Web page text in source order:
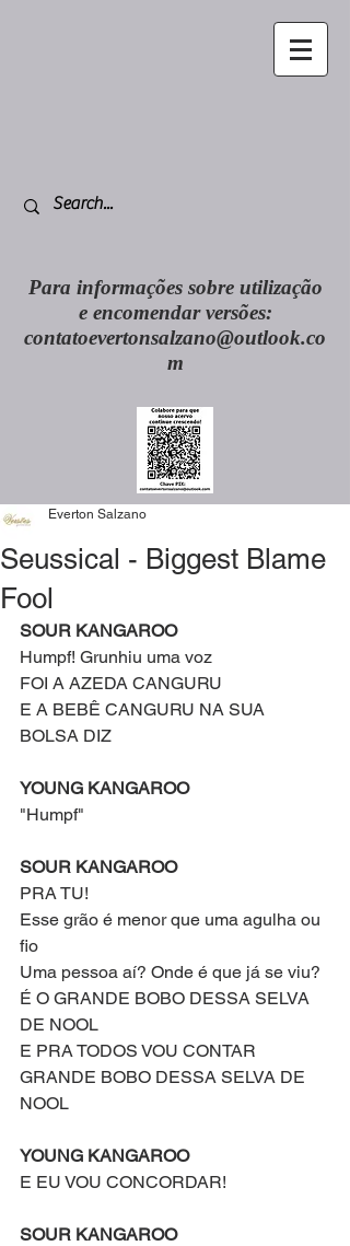
Para informações sobre utilização
e encomendar versões:
contatoevertonsalzano@outlook.co
m
Seussical - Biggest Blame
Fool
Everton Salzano
SOUR KANGAROO
Humpf! Grunhiu uma voz
FOI A AZEDA CANGURU
E A BEBÊ CANGURU NA SUA
BOLSA DIZ
YOUNG KANGAROO
"Humpf"
SOUR KANGAROO
PRA TU!
Esse grão é menor que uma agulha ou
fio
Uma pessoa aí? Onde é que já se viu?
É O GRANDE BOBO DESSA SELVA
DE NOOL
E PRA TODOS VOU CONTAR
GRANDE BOBO DESSA SELVA DE
NOOL
YOUNG KANGAROO
E EU VOU CONCORDAR!
SOUR KANGAROO